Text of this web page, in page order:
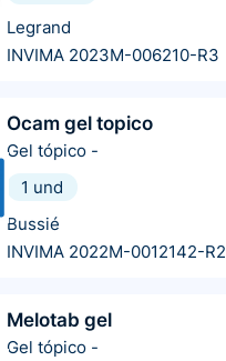
Legrand
INVIMA 2023M-006210-R3
Ocam gel topico
Gel tópico -
1 und
Bussié
INVIMA 2022M-0012142-R2
Melotab gel
Gel tópico -